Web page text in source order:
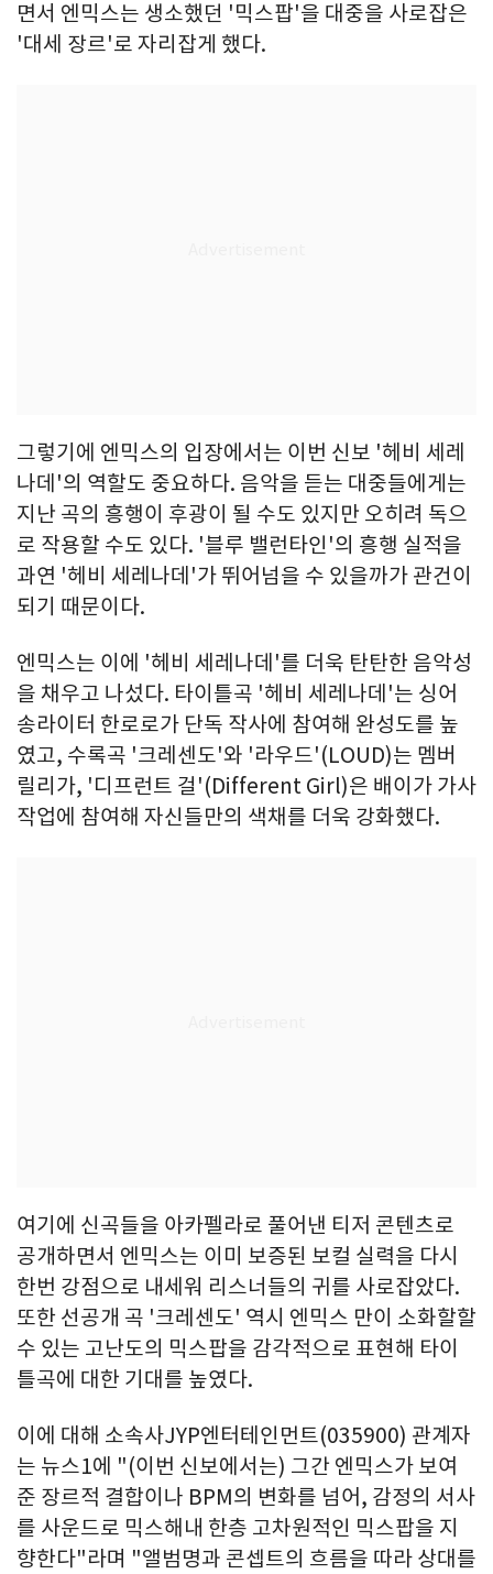
면서 엔믹스는 생소했던 '믹스팝'을 대중을 사로잡은
'대세 장르'로 자리잡게 했다.
그렇기에 엔믹스의 입장에서는 이번 신보 '헤비 세레
나데'의 역할도 중요하다. 음악을 듣는 대중들에게는
지난 곡의 흥행이 후광이 될 수도 있지만 오히려 독으
로 작용할 수도 있다. '블루 밸런타인'의 흥행 실적을
과연 '헤비 세레나데'가 뛰어넘을 수 있을까가 관건이
되기 때문이다.
엔믹스는 이에 '헤비 세레나데'를 더욱 탄탄한 음악성
을 채우고 나섰다. 타이틀곡 '헤비 세레나데'는 싱어
송라이터 한로로가 단독 작사에 참여해 완성도를 높
였고, 수록곡 '크레센도'와 '라우드'(LOUD)는 멤버
릴리가, '디프런트 걸'(Different Girl)은 배이가 가사
작업에 참여해 자신들만의 색채를 더욱 강화했다.
여기에 신곡들을 아카펠라로 풀어낸 티저 콘텐츠로
공개하면서 엔믹스는 이미 보증된 보컬 실력을 다시
한번 강점으로 내세워 리스너들의 귀를 사로잡았다.
또한 선공개 곡 '크레센도' 역시 엔믹스 만이 소화할할
수 있는 고난도의 믹스팝을 감각적으로 표현해 타이
틀곡에 대한 기대를 높였다.
이에 대해 소속사JYP엔터테인먼트(035900) 관계자
는 뉴스1에 "(이번 신보에서는) 그간 엔믹스가 보여
준 장르적 결합이나 BPM의 변화를 넘어, 감정의 서사
를 사운드로 믹스해내 한층 고차원적인 믹스팝을 지
향한다"라며 "앨범명과 콘셉트의 흐름을 따라 상대를